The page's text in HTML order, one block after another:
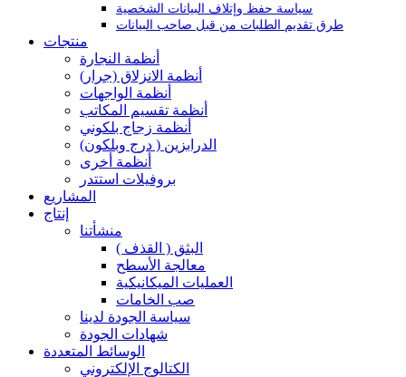
سياسة حفظ وإتلاف البيانات الشخصية
طرق تقديم الطلبات من قبل صاحب البيانات
منتجات
أنظمة النجارة
أنظمة الانزلاق (جرار)
أنظمة الواجهات
أنظمة تقسيم المكاتب
أنظمة زجاج بلكوني
الدرابزين ( درج وبلكون)
أنظمة أخرى
بروفيلات استتدر
المشاريع
إنتاج
منشأتنا
البثق ( القذف )
معالجة الأسطح
العمليات الميكانيكية
صب الخامات
سياسة الجودة لدينا
شهادات الجودة
الوسائط المتعددة
الكتالوج الإلكتروني